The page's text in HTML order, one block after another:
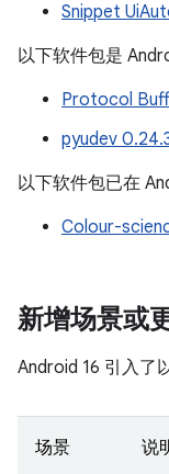
Snippet
以下软件包是
Protocol
pyudev
以下软件包已在
Colour-
新增场景或
Android 16 引入了
场景 说